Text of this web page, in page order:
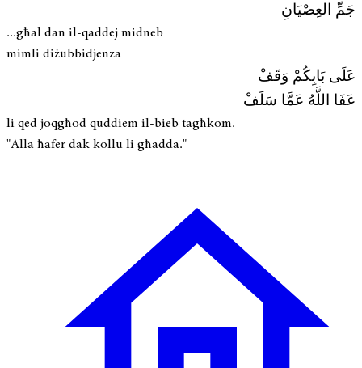
جَمِّ العِصْيَانِ
...għal dan il-qaddej midneb
mimli diżubbidjenza
عَلَى بَابِكُمْ وَقَفْ
عَفَا اللَّهُ عَمَّا سَلَفْ
li qed joqgħod quddiem il-bieb tagħkom.
"Alla ħafer dak kollu li għadda."